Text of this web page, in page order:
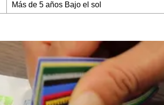
Más de 5 años Bajo el sol